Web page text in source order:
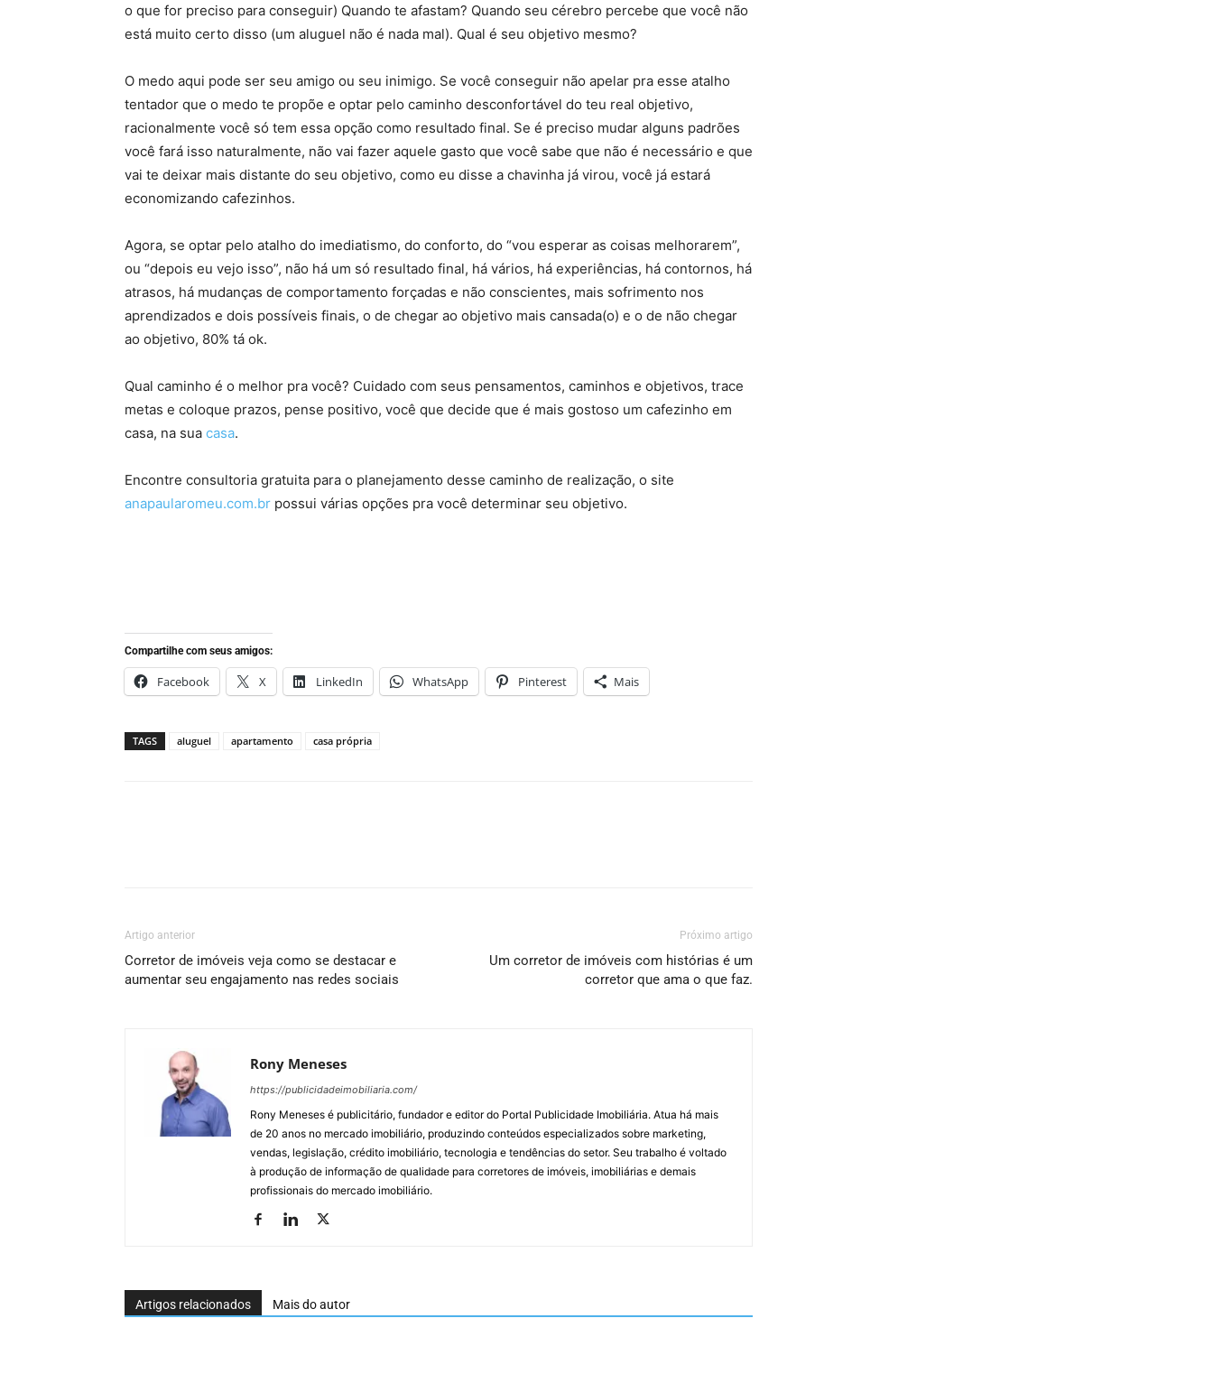
o que for preciso para conseguir) Quando te afastam? Quando seu cérebro percebe que você não
está muito certo disso (um aluguel não é nada mal). Qual é seu objetivo mesmo?
O medo aqui pode ser seu amigo ou seu inimigo. Se você conseguir não apelar pra esse atalho
tentador que o medo te propõe e optar pelo caminho desconfortável do teu real objetivo,
racionalmente você só tem essa opção como resultado final. Se é preciso mudar alguns padrões
você fará isso naturalmente, não vai fazer aquele gasto que você sabe que não é necessário e que
vai te deixar mais distante do seu objetivo, como eu disse a chavinha já virou, você já estará
economizando cafezinhos.
Agora, se optar pelo atalho do imediatismo, do conforto, do “vou esperar as coisas melhorarem”,
ou “depois eu vejo isso”, não há um só resultado final, há vários, há experiências, há contornos, há
atrasos, há mudanças de comportamento forçadas e não conscientes, mais sofrimento nos
aprendizados e dois possíveis finais, o de chegar ao objetivo mais cansada(o) e o de não chegar
ao objetivo, 80% tá ok.
Qual caminho é o melhor pra você? Cuidado com seus pensamentos, caminhos e objetivos, trace
metas e coloque prazos, pense positivo, você que decide que é mais gostoso um cafezinho em
casa, na sua casa.
Encontre consultoria gratuita para o planejamento desse caminho de realização, o site
anapaularomeu.com.br possui várias opções pra você determinar seu objetivo.
Compartilhe com seus amigos:
Facebook X LinkedIn WhatsApp Pinterest Mais
TAGS aluguel apartamento casa própria
Artigo anterior
Corretor de imóveis veja como se destacar e
aumentar seu engajamento nas redes sociais
Próximo artigo
Um corretor de imóveis com histórias é um
corretor que ama o que faz.
Rony Meneses
https://publicidadeimobiliaria.com/
Rony Meneses é publicitário, fundador e editor do Portal Publicidade Imobiliária. Atua há mais
de 20 anos no mercado imobiliário, produzindo conteúdos especializados sobre marketing,
vendas, legislação, crédito imobiliário, tecnologia e tendências do setor. Seu trabalho é voltado
à produção de informação de qualidade para corretores de imóveis, imobiliárias e demais
profissionais do mercado imobiliário.
Artigos relacionados Mais do autor